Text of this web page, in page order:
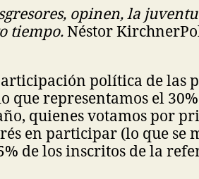
opinen, la
tiempo.Néstor Kirchner
política de las
que representamos el
quienes votamos por
en participar (lo que se
de los inscritos de la